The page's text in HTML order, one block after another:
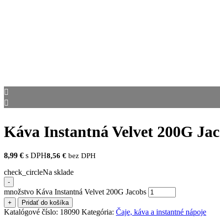
Káva Instantná Velvet 200G
8,99 € s DPH8,56 € bez DPH
check_circleNa sklade
-
množstvo Káva Instantná Velvet 200G Jacobs
+ Pridať do košíka
Katalógové číslo: 18090 Kategória: Čaje, káva a instantné nápoje